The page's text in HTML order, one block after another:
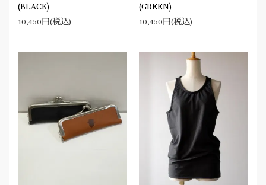
(BLACK)
10,450円(税込)
(GREEN)
10,450円(税込)